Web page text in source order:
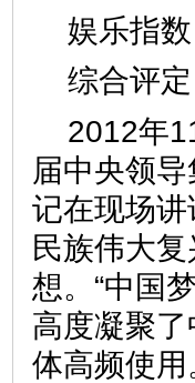
娱乐
综合评
2012年
届中央领
记在现场
民族伟大
想。“中国
高度凝聚
体高频